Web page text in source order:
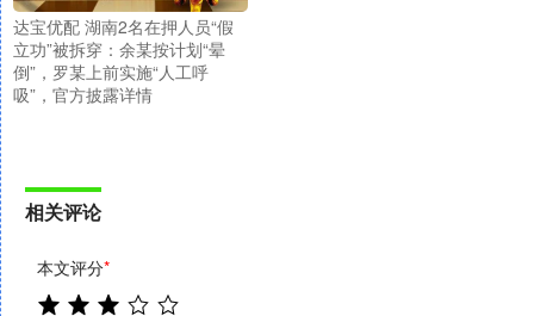
达宝优配 湖南2名在押人员“假
立功”被拆穿：余某按计划“晕
倒”，罗某上前实施“人工呼
吸”，官方披露详情
相关评论
本文评分*